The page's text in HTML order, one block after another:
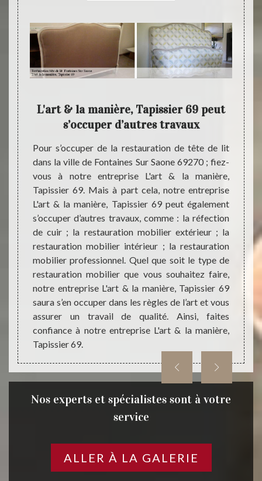
& la
bien
la
à
les
à
tous
les
L'art & la manière, Tapissier 69 peut
s’occuper d’autres travaux
Pour s’occuper de la restauration de tête de lit
dans la ville de Fontaines Sur Saone 69270 ; fiez-
vous à notre entreprise L'art & la manière,
Tapissier 69. Mais à part cela, notre entreprise
L'art & la manière, Tapissier 69 peut également
s’occuper d’autres travaux, comme : la réfection
de cuir ; la restauration mobilier extérieur ; la
restauration mobilier intérieur ; la restauration
mobilier professionnel. Quel que soit le type de
restauration mobilier que vous souhaitez faire,
notre entreprise L'art & la manière, Tapissier 69
saura s’en occuper dans les règles de l’art et vous
assurer un travail de qualité. Ainsi, faites
confiance à notre entreprise L'art & la manière,
Tapissier 69.
L'art
est
le
style
& la
les
Nos experts et spécialistes sont à votre
service
ALLER À LA GALERIE